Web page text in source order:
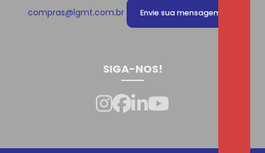
compras@lgmt.com.br Envie sua mensagem!
SIGA-NOS!